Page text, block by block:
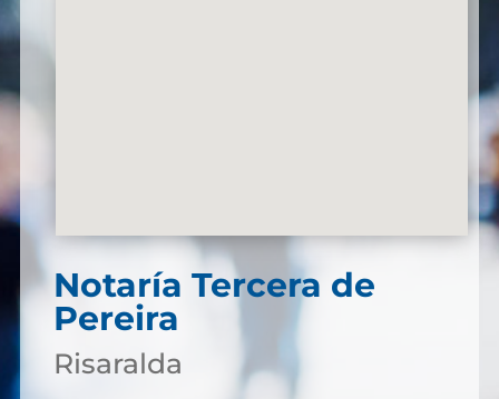
Notaría Tercera de
Pereira
Risaralda